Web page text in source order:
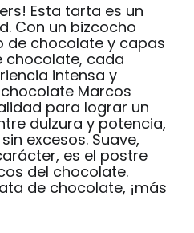
Esta tarta es un
Con un bizcocho
de chocolate y capas
chocolate, cada
intensa y
Marcos
para lograr un
dulzura y potencia,
excesos. Suave,
es el postre
del chocolate.
de chocolate, ¡más